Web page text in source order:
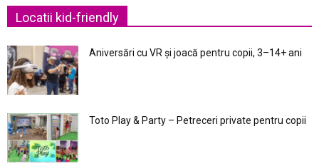
Locatii kid-friendly
Aniversări cu VR și joacă pentru copii, 3–14+ ani
Toto Play & Party – Petreceri private pentru copii